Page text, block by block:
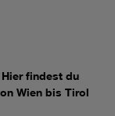
findest du
Wien bis Tirol